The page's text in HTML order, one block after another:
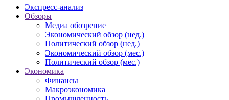
Экспресс-анализ
Обзоры
Медиа обозрение
Экономический обзор (нед.)
Политический обзор (нед.)
Экономический обзор (мес.)
Политический обзор (мес.)
Экономика
Финансы
Макроэкономика